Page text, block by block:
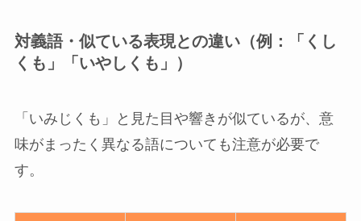
対義語・似ている表現との違い（例：「くし
くも」「いやしくも」）
「いみじくも」と見た目や響きが似ているが、意
味がまったく異なる語についても注意が必要で
す。